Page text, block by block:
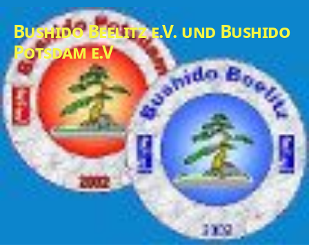
Bushido Beelitz e.V. und Bushido
Potsdam e.V